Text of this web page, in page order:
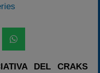
Campeonato
DEL CRAKS